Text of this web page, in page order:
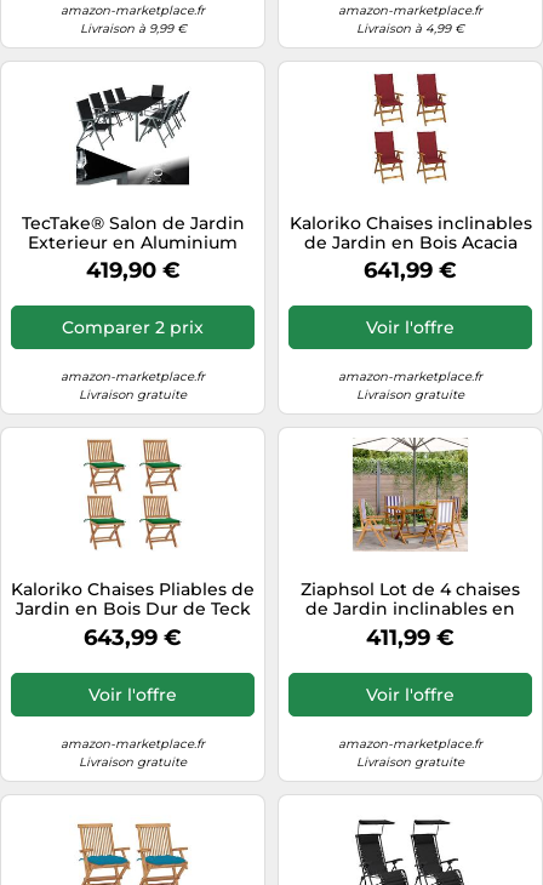
amazon-marketplace.fr
Livraison à 9,99 €
amazon-marketplace.fr
Livraison à 4,99 €
TecTake® Salon de Jardin
Exterieur en Aluminium
Table de Jardin, 8 Fauteuil
Jardin Inclinables Pliables, 1
d'entretien, Mobilier de
Jardin pour Amenagement
419,90 €
Comparer 2 prix
amazon-marketplace.fr
Livraison gratuite
Kaloriko Chaises inclinables
de Jardin en Bois Acacia
Massif avec Coussins Rouge
Bordeaux Lot de 4 fauteuils
Positions pour terrasse,
Balcon, Patio et détente
641,99 €
Voir l'offre
amazon-marketplace.fr
Livraison gratuite
Kaloriko Chaises Pliables de
Jardin en Bois Dur de Teck
avec Coussins Verts Lot de
4 fauteuils Confortables
Balcon et Patio extérieur
643,99 €
Voir l'offre
amazon-marketplace.fr
Livraison gratuite
Ziaphsol Lot de 4 chaises
de Jardin inclinables en
Bois Massif et Tissu
Polyester, fauteuils Pliables
Balcon, Patio, Piscine ou
Camping, Confort
411,99 €
Voir l'offre
amazon-marketplace.fr
Livraison gratuite